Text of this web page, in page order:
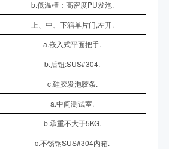
b.低温槽：高密度PU发泡.
上、中、下箱单片门,左开.
a.嵌入式平面把手.
b.后钮:SUS#304.
c.硅胶发泡胶条.
a.中间测试室.
b.承重不大于5KG.
c.不锈钢SUS#304内箱.